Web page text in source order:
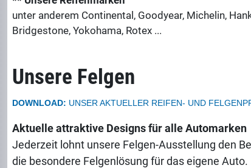
unter anderem Continental, Goodyear, Michelin,
Bridgestone, Yokohama, Rotex ...
Unsere Felgen
DOWNLOAD: UNSER AKTUELLER REIFEN- UND
Aktuelle attraktive Designs für alle Automarken
Jederzeit lohnt unsere Felgen-Ausstellung den
die besondere Felgenlösung für das eigene Auto.